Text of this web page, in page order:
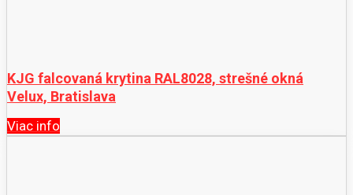
KJG falcovaná krytina RAL8028, strešné okná
Velux, Bratislava
Viac info